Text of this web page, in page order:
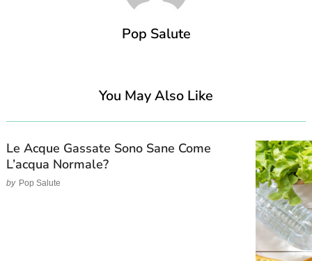
Pop Salute
You May Also Like
Le Acque Gassate Sono Sane Come
L’acqua Normale?
by Pop Salute